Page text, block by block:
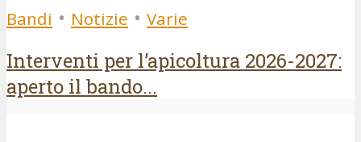
Bandi • Notizie • Varie
Interventi per l’apicoltura 2026-2027:
aperto il bando...